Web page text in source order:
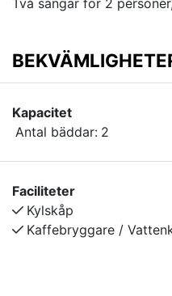
Två sängar för 2
Kapacitet
Antal bäddar: 2
Faciliteter
Kylskåp
Kaffebryggare /